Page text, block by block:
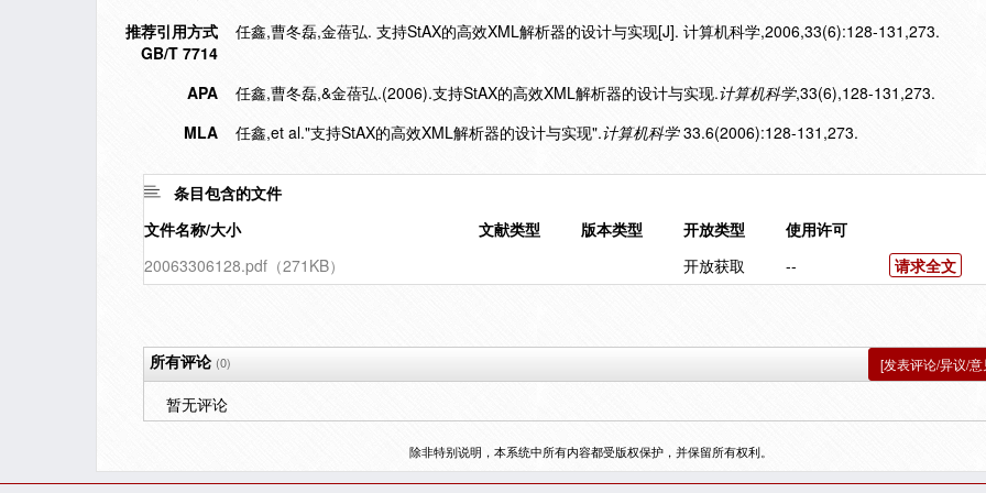
推荐引用方式
GB/T 7714
任鑫,曹冬磊,金蓓弘. 支持StAX的高效XML解析器的设计与实现[J]. 计算机科学,2006,33(6):128-131,273.
APA 任鑫,曹冬磊,&金蓓弘.(2006).支持StAX的高效XML解析器的设计与实现.计算机科学,33(6),128-131,273.
MLA
任鑫,et al."支持StAX的高效XML解析器的设计与实现".计算机科学33.6(2006):128-131,273.
条目包含的文件
文件名称/大小
文献类型 版本类型 开放类型
使用许可
20063306128.pdf（271KB）
开放获取 -- 请求全文
所有评论(0) [发表评论/异议/意
暂无评论
除非特别说明，本系统中所有内容都受版权保护，并保留所有权利。